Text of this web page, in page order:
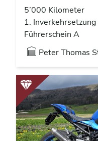
5’000 Kilometer
1.
Führerschein A
Peter Thomas